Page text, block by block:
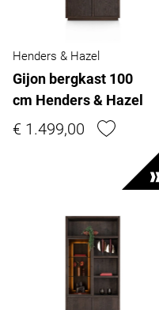
Henders & Hazel
Gijon bergkast 100
cm Henders & Hazel
€ 1.499,00